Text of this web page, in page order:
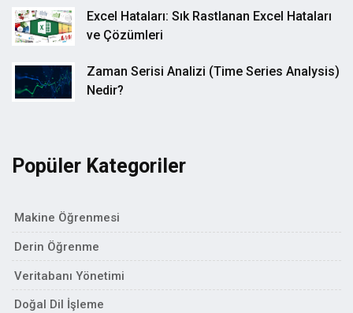
Excel Hataları: Sık Rastlanan Excel Hataları
ve Çözümleri
Zaman Serisi Analizi (Time Series Analysis)
Nedir?
Popüler Kategoriler
Makine Öğrenmesi
Derin Öğrenme
Veritabanı Yönetimi
Doğal Dil İşleme